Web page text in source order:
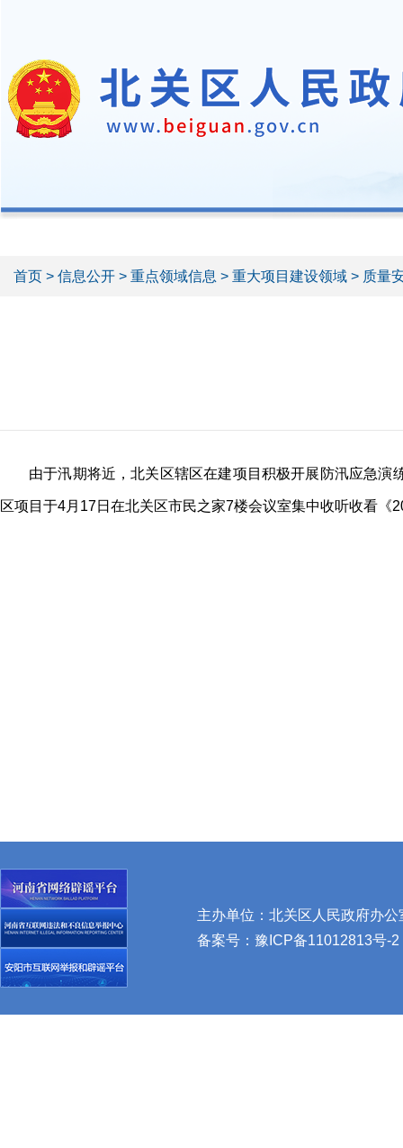
首页 > 信息公开 > 重点领域信息 > 重大项目建设领域 > 质量
由于汛期将近，北关区辖区在建项目积极开展防汛应急
区项目于4月17日在北关区市民之家7楼会议室集中收听收看《
主办单位：北关区人民政府办
备案号： 豫ICP备11012813号-2